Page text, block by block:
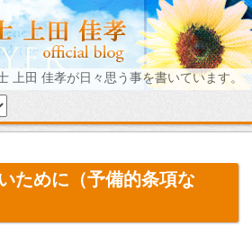
上田 佳孝が日々思う事を書いています。
ために（予備的条項な